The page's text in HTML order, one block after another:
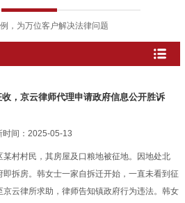
，为万位客户解决法律问题
，京云律师代理申请政府信息公开胜诉
时间：2025-05-13
某村村民，其房屋及口粮地被征地。因地处北
拆房。韩女士一家自拆迁开始，一直未看到征
云律所求助，律师告知镇政府行为违法。韩女